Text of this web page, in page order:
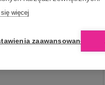
więcej
zaawansowane